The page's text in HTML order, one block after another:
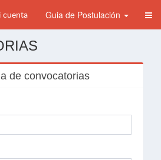
cuenta Guia de Postulación
de convocatorias